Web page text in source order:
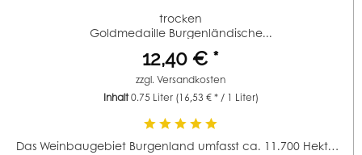
trocken
Goldmedaille Burgenländische...
12,40 € *
zzgl.Versandkosten
Inhalt0.75 Liter (16,53 € * / 1 Liter)
Das Weinbaugebiet Burgenland umfasst ca. 11.700 Hektar...